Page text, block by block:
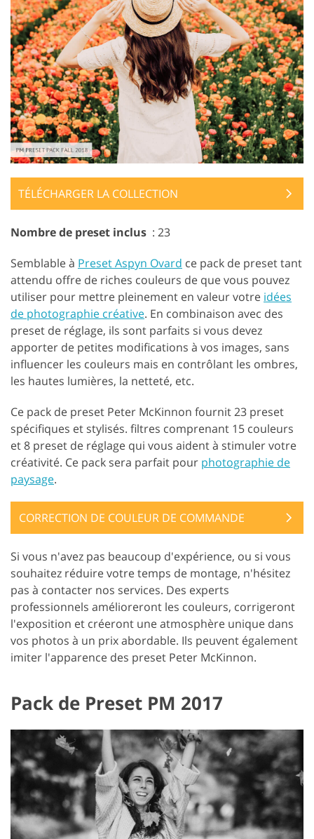
TÉLÉCHARGER LA COLLECTION
Nombre de preset inclus : 23
Semblable à Preset Aspyn Ovard ce pack de preset tant
attendu offre de riches couleurs de que vous pouvez
utiliser pour mettre pleinement en valeur votre idées
de photographie créative. En combinaison avec des
preset de réglage, ils sont parfaits si vous devez
apporter de petites modifications à vos images, sans
influencer les couleurs mais en contrôlant les ombres,
les hautes lumières, la netteté, etc.
Ce pack de preset Peter McKinnon fournit 23 preset
spécifiques et stylisés. filtres comprenant 15 couleurs
et 8 preset de réglage qui vous aident à stimuler votre
créativité. Ce pack sera parfait pour photographie de
paysage.
CORRECTION DE COULEUR DE COMMANDE
Si vous n'avez pas beaucoup d'expérience, ou si vous
souhaitez réduire votre temps de montage, n'hésitez
pas à contacter nos services. Des experts
professionnels amélioreront les couleurs, corrigeront
l'exposition et créeront une atmosphère unique dans
vos photos à un prix abordable. Ils peuvent également
imiter l'apparence des preset Peter McKinnon.
Pack de Preset PM 2017